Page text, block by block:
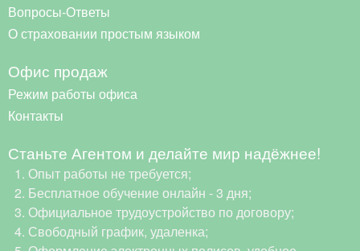
Вопросы-Ответы
О страховании простым языком
Офис продаж
Режим работы офиса
Контакты
Станьте Агентом и делайте мир надёжнее!
Опыт работы не требуется;
Бесплатное обучение онлайн - 3 дня;
Официальное трудоустройство по договору;
Свободный график, удаленка;